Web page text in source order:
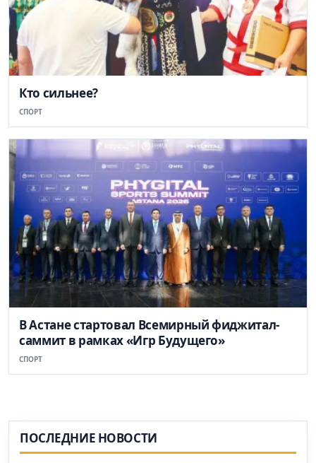
Кто сильнее?
СПОРТ
В Астане стартовал Всемирный фиджитал-
саммит в рамках «Игр Будущего»
СПОРТ
ПОСЛЕДНИЕ НОВОСТИ